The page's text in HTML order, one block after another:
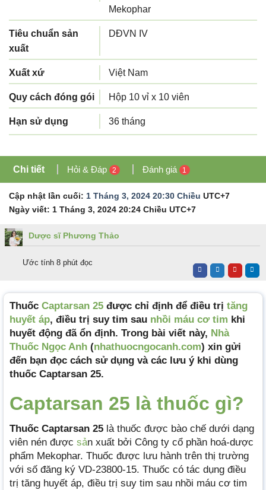
Mekophar
Tiêu chuẩn sản
xuất
DĐVN IV
Xuất xứ Việt Nam
Quy cách đóng gói Hộp 10 vỉ x 10 viên
Hạn sử dụng 36 tháng
Chi tiết Hỏi & Đáp 2 Đánh giá 1
Cập nhật lần cuối: 1 Tháng 3, 2024 20:30 Chiều UTC+7
Ngày viết: 1 Tháng 3, 2024 20:24 Chiều UTC+7
Dược sĩ Phương Thảo
Ước tính 8 phút đọc
Thuốc Captarsan 25 được chỉ định để điều trị tăng
huyết áp, điều trị suy tim sau nhồi máu cơ tim khi
huyết động đã ổn định. Trong bài viết này, Nhà
Thuốc Ngọc Anh (nhathuocngocanh.com) xin gửi
đến bạn đọc cách sử dụng và các lưu ý khi dùng
thuốc Captarsan 25.
Captarsan 25 là thuốc gì?
Thuốc Captarsan 25 là thuốc được bào chế dưới dạng
viên nén được sản xuất bởi Công ty cổ phần hoá-dược
phẩm Mekophar. Thuốc được lưu hành trên thị trường
với số đăng ký VD-23800-15. Thuốc có tác dụng điều
trị tăng huyết áp, điều trị suy tim sau nhồi máu cơ tim